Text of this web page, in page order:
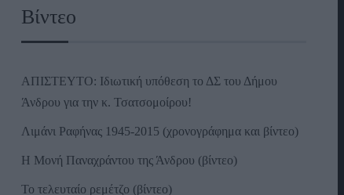
Βίντεο
ΑΠΙΣΤΕΥΤΟ: Ιδιωτική υπόθεση το ΔΣ του Δήμου
Άνδρου για την κ. Τσατσομοίρου!
Λιμάνι Ραφήνας 1945-2015 (χρονογράφημα και βίντεο)
Η Μονή Παναχράντου της Άνδρου (βίντεο)
Το τελευταίο ρεμέτζο (βίντεο)